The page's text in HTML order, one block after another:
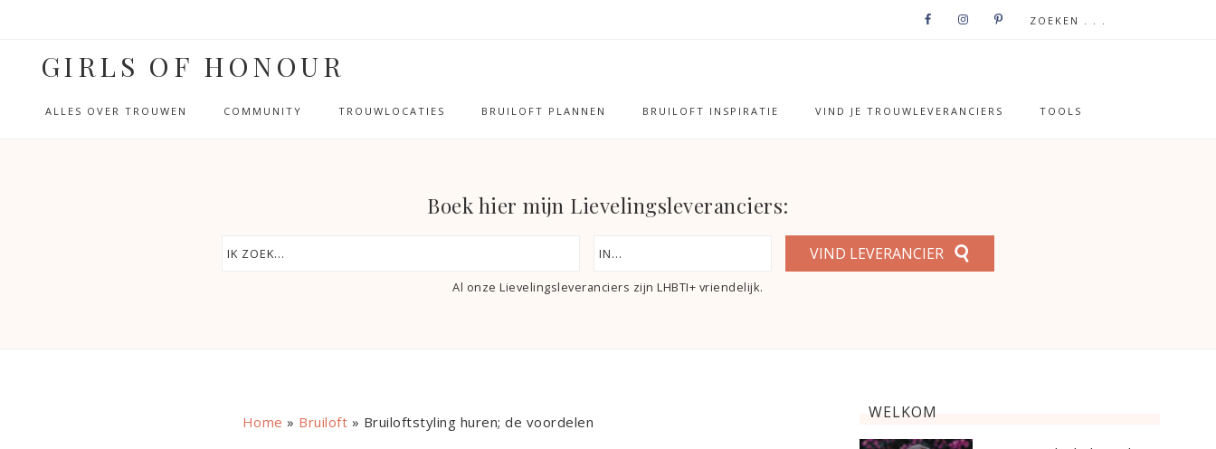
GIRLS OF HONOUR
ALLES OVER TROUWEN COMMUNITY TROUWLOCATIES BRUILOFT PLANNEN BRUILOFT INSPIRATIE VIND JE TROUWLEVERANCIERS TOOLS
Boek hier mijn Lievelingsleveranciers:
VIND LEVERANCIER
Al onze Lievelingsleveranciers zijn LHBTI+ vriendelijk.
Home » Bruiloft » Bruiloftstyling huren; de voordelen WELKOM